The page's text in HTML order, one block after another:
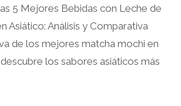
5 Mejores Bebidas con Leche de
Asiático: Análisis y Comparativa
de los mejores matcha mochi en
los sabores asiáticos más